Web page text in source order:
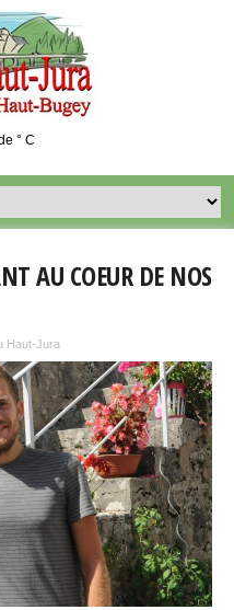
° C
AU COEUR DE NOS
Haut-Jura